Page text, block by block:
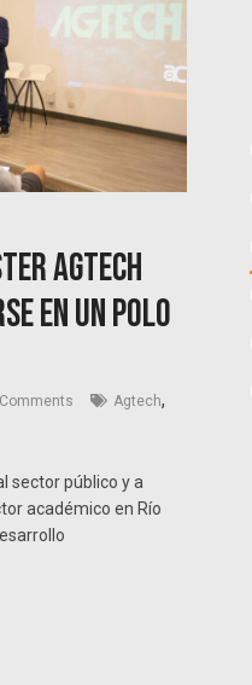
Agtech
en un polo
Agtech,
sector público y a
académico en Río